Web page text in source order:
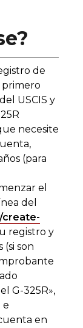
de
primero
USCIS y
necesite
(para
el
del
create-
registro y
son
G-325R»,
e
en